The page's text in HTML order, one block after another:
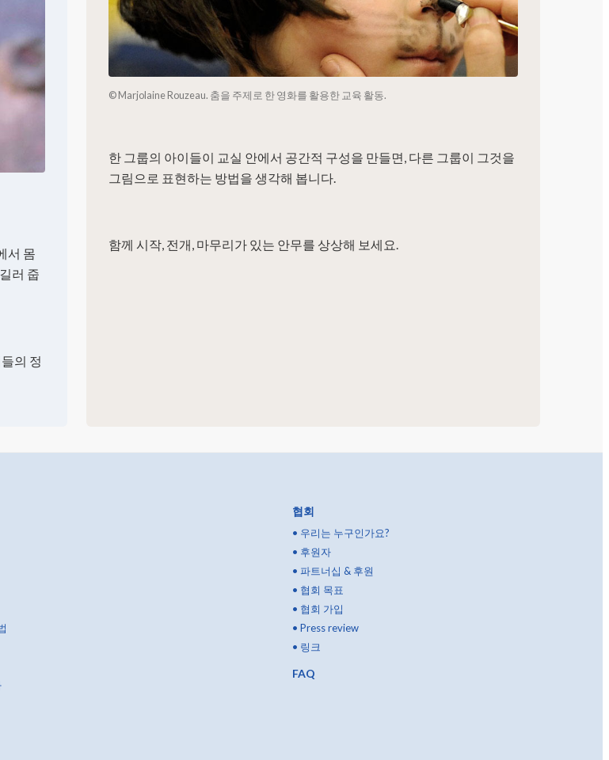
서 몸
러 줍
의 정
© Marjolaine Rouzeau. 춤을 주제로 한 영화를 활용한 교육 활동.
한 그룹의 아이들이 교실 안에서 공간적 구성을 만들면, 다른 그룹이 그것을
그림으로 표현하는 방법을 생각해 봅니다.
함께 시작, 전개, 마무리가 있는 안무를 상상해 보세요.
협회
• 우리는 누구인가요?
• 후원자
• 파트너십 & 후원
• 협회 목표
• 협회 가입
• Press review
• 링크
FAQ